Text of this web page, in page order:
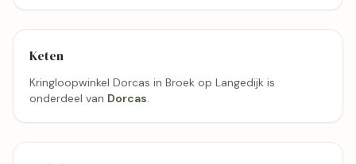
Keten
Kringloopwinkel Dorcas in Broek op Langedijk is
onderdeel van Dorcas